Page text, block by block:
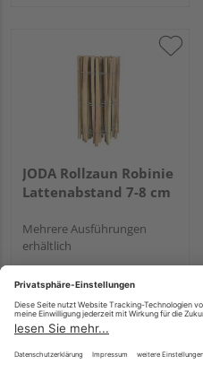
JODA Rollzaun Robinie
Lattenabstand 7-8 cm
Mehrere Ausführungen
erhältlich
26,99 €
Holz Schwan